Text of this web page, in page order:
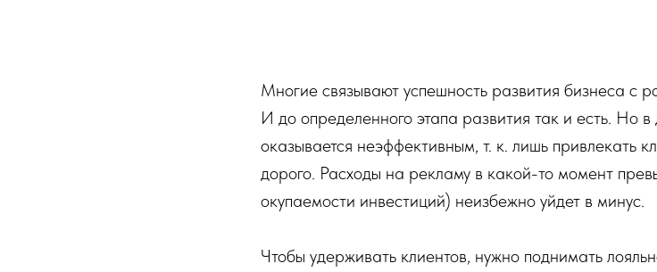
Многие связывают успешность развития бизнеса с
И до определенного этапа развития так и есть. Но в
оказывается неэффективным, т. к. лишь привлекать
дорого. Расходы на рекламу в какой-то момент
окупаемости инвестиций) неизбежно уйдет в минус.
Чтобы удерживать клиентов, нужно поднимать